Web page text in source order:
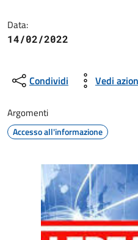
Data:
14/02/2022
Condividi Vedi
Argomenti
Accesso all'informazione